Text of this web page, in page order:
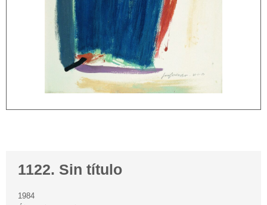
1122. Sin título
1984